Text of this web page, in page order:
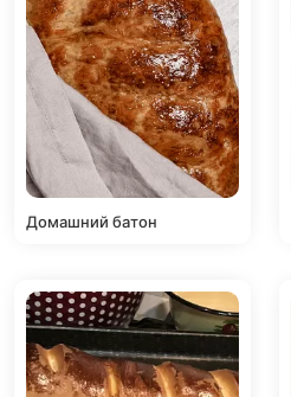
Домашний батон